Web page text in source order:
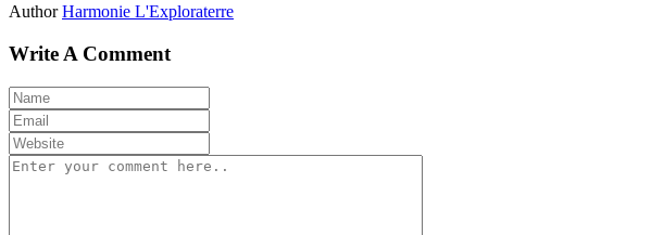
Author Harmonie L'Exploraterre
Write A Comment